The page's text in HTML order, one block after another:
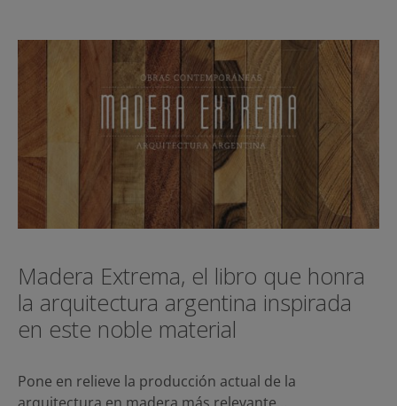
Madera Extrema, el libro que honra
la arquitectura argentina inspirada
en este noble material
Pone en relieve la producción actual de la